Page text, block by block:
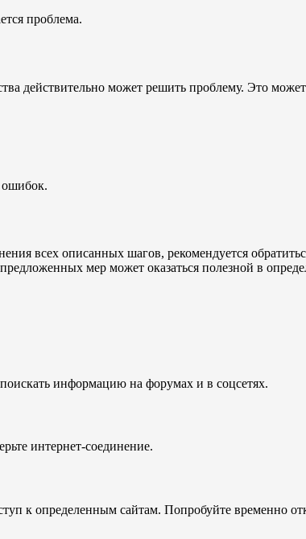
проблема.
действительно может решить проблему. Это
ошибок.
всех описанных шагов, рекомендуется
мер может оказаться полезной в
информацию на форумах и в соцсетях.
интернет-соединение.
к определенным сайтам. Попробуйте временно